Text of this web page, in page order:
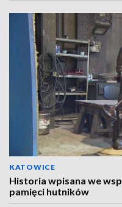
KATOWICE
Historia wpisana we
pamięci hutników